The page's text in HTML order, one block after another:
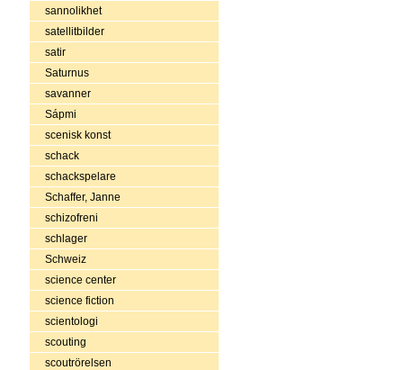
sannolikhet
satellitbilder
satir
Saturnus
savanner
Sápmi
scenisk konst
schack
schackspelare
Schaffer, Janne
schizofreni
schlager
Schweiz
science center
science fiction
scientologi
scouting
scoutrörelsen